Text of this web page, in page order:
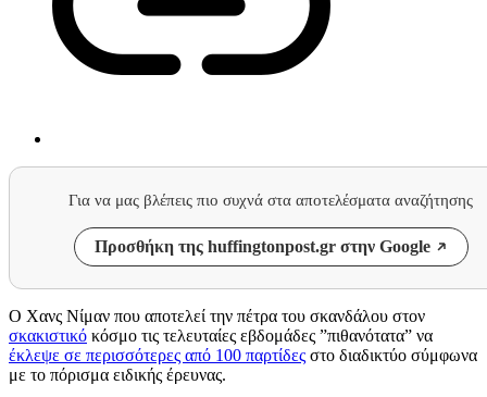
Για να μας βλέπεις πιο συχνά στα αποτελέσματα αναζήτησης
Προσθήκη της huffingtonpost.gr στην Google
O Χανς Νίμαν που αποτελεί την πέτρα του σκανδάλου στον
σκακιστικό κόσμο τις τελευταίες εβδομάδες ”πιθανότατα” να
έκλεψε σε περισσότερες από 100 παρτίδες στο διαδικτύο σύμφωνα
με το πόρισμα ειδικής έρευνας.